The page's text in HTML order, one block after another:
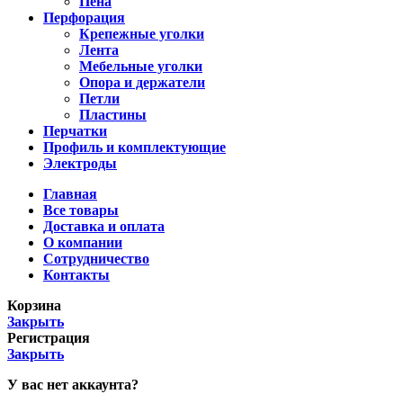
Перфорация
Крепежные уголки
Лента
Мебельные уголки
Опора и держатели
Петли
Пластины
Перчатки
Профиль и комплектующие
Электроды
Главная
Все товары
Доставка и оплата
О компании
Сотрудничество
Контакты
Корзина
Закрыть
Регистрация
Закрыть
У вас нет аккаунта?